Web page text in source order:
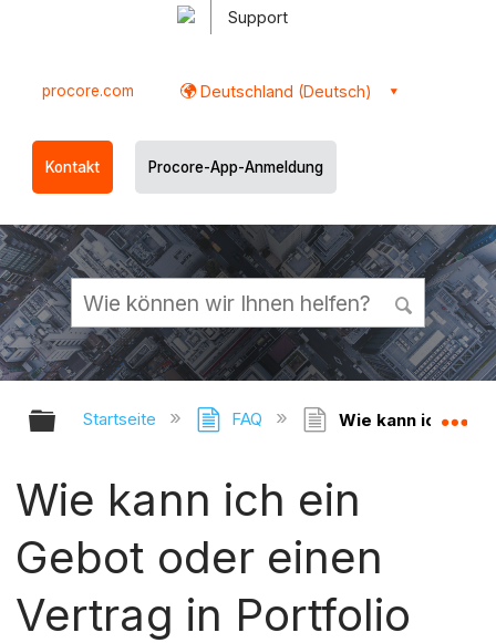
Support
procore.com Deutschland (Deutsch)
Kontakt Procore-App-Anmeldung
Globale Hierarchie auf- und
Startseite FAQ Wie kann ich ein
Wie kann ich ein
Gebot oder einen
Vertrag in Portfolio